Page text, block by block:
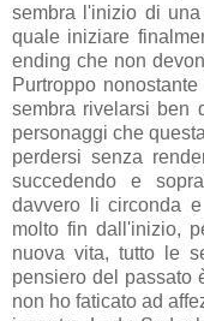
sembra l'inizio di
quale iniziare
ending che non
Purtroppo
sembra rivelarsi ben
personaggi che
perdersi senza
succedendo e
davvero li circonda
molto fin dall'inizio,
nuova vita, tutto le
pensiero del passato
non ho faticato ad